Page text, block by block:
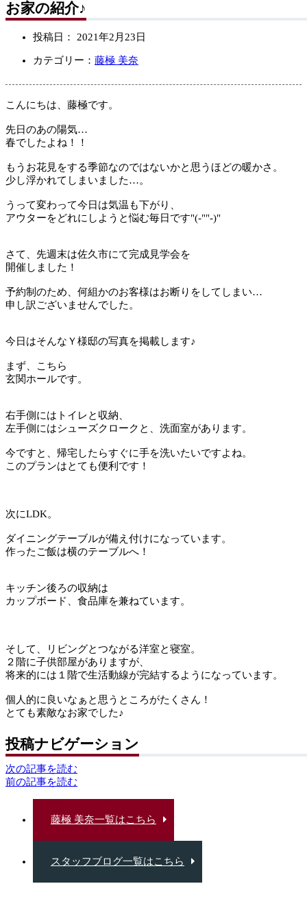
お家の紹介♪
投稿日： 2021年2月23日
カテゴリー： 藤極 美奈
こんにちは、藤極です。
先日のあの陽気…
春でしたよね！！
もうお花見をする季節なのではないかと思うほどの暖かさ。
少し浮かれてしまいました…。
うって変わって今日は気温も下がり、
アウターをどれにしようと悩む毎日です"(-""-)"
さて、先週末は佐久市にて完成見学会を
開催しました！
予約制のため、何組かのお客様はお断りをしてしまい…
申し訳ございませんでした。
今日はそんなＹ様邸の写真を掲載します♪
まず、こちら
玄関ホールです。
右手側にはトイレと収納、
左手側にはシューズクロークと、洗面室があります。
今ですと、帰宅したらすぐに手を洗いたいですよね。
このプランはとても便利です！
次にLDK。
ダイニングテーブルが備え付けになっています。
作ったご飯は横のテーブルへ！
キッチン後ろの収納は
カップボード、食品庫を兼ねています。
そして、リビングとつながる洋室と寝室。
２階に子供部屋がありますが、
将来的には１階で生活動線が完結するようになっています。
個人的に良いなぁと思うところがたくさん！
とても素敵なお家でした♪
投稿ナビゲーション
次の記事を読む
前の記事を読む
藤極 美奈一覧はこちら
スタッフブログ一覧はこちら